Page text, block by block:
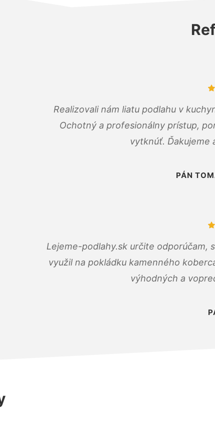
Realizovali nám liatu podlahu v
Ochotný a profesionálny prístup,
vytknúť. Ďakujeme
PÁN
Lejeme-podlahy.sk určite odporúčam,
využil na pokládku kamenného
výhodných a